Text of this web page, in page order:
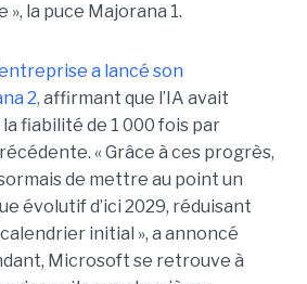
», la puce Majorana 1.
a lancé son
2, affirmant que l’IA avait
fiabilité de 1 000 fois par
« Grâce à ces progrès,
de mettre au point un
évolutif d’ici 2029, réduisant
initial », a annoncé
Microsoft se retrouve à